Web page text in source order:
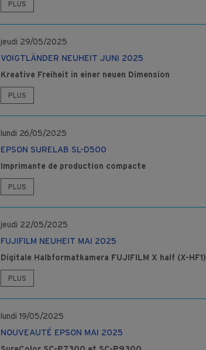
PLUS
VOIGTLÄNDER NEUHEIT JUNI 2025
Kreative Freiheit in einer neuen Dimension
PLUS
jeudi 29/05/2025
EPSON SURELAB SL-D500
Imprimante de production compacte
PLUS
lundi 26/05/2025
FUJIFILM NEUHEIT MAI 2025
Digitale Halbformatkamera FUJIFILM X half (X-HF1)
PLUS
jeudi 22/05/2025
NOUVEAUTÉ EPSON MAI 2025
lundi 19/05/2025